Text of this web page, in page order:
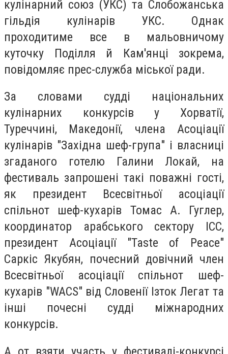
кулінарний союз (УКС) та Слобожанська
гільдія кулінарів УКС. Однак
проходитиме все в мальовничому
куточку Поділля й Кам'янці зокрема,
повідомляє прес-служба міської ради.
За словами судді національних
кулінарних конкурсів у Хорватії,
Туреччині, Македонії, члена Асоціації
кулінарів "Західна шеф-група" і власниці
згаданого готелю Галини Локай, на
фестиваль запрошені такі поважні гості,
як президент Всесвітньої асоціації
спільнот шеф-кухарів Томас А. Гуглер,
координатор арабського сектору ICC,
президент Асоціації "Taste of Peace"
Саркіс Якубян, почесний довічний член
Всесвітньої асоціації спільнот шеф-
кухарів "WACS" від Словенії Ізток Легат та
інші почесні судді міжнародних
конкурсів.